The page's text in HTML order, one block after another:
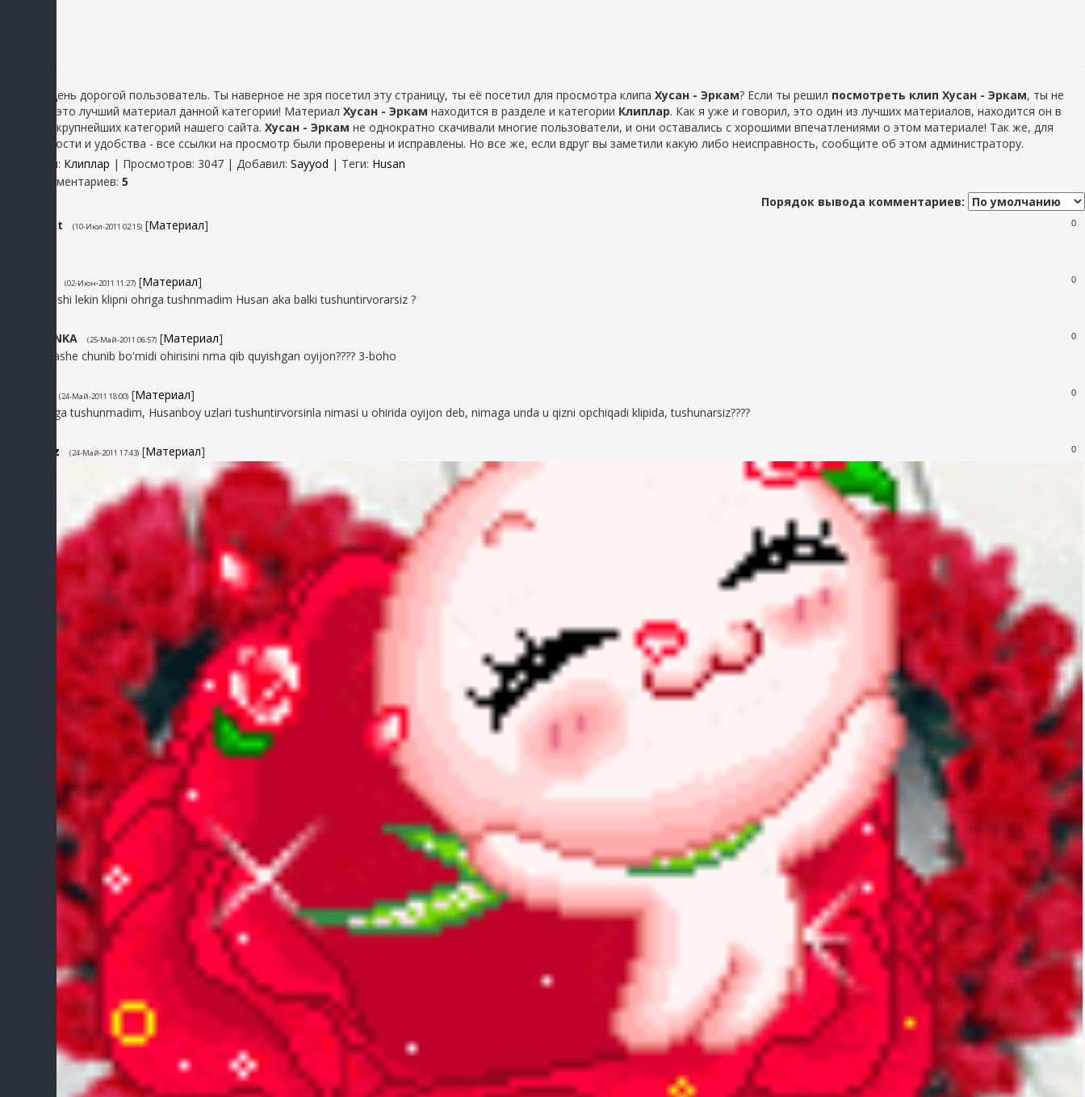
Добрый день дорогой пользователь. Ты наверное не зря посетил эту страницу, ты её посетил для просмотра клипа Хусан - Эркам? Если ты решил посмотреть клип Хусан - Эркам, ты не
ошибся - это лучший материал данной категории! Материал Хусан - Эркам находится в разделе и категории Клиплар. Как я уже и говорил, это один из лучших материалов, находится он в
одной из крупнейших категорий нашего сайта. Хусан - Эркам не однократно скачивали многие пользователи, и они оставались с хорошими впечатлениями о этом материале! Так же, для
безопасности и удобства - все ссылки на просмотр были проверены и исправлены. Но все же, если вдруг вы заметили какую либо неисправность, сообщите об этом администратору.
Категория: Клиплар | Просмотров: 3047 | Добавил: Sayyod | Теги: Husan
Всего комментариев: 5
Порядок вывода комментариев:
0
gulrahat (10-Июл-2011 02:15) [Материал]
0
(02-Июн-2011 11:27) [Материал]
koshik yahshi lekin klipni ohriga tushnmadim Husan aka balki tushuntirvorarsiz ?
0
XULIGANKA (25-Май-2011 06:57) [Материал]
iye toba vashe chunib bo'midi ohirisini nma qib quyishgan oyijon???? 3-boho
0
(24-Май-2011 18:00) [Материал]
klipni ohiriga tushunmadim, Husanboy uzlari tushuntirvorsinla nimasi u ohirida oyijon deb, nimaga unda u qizni opchiqadi klipida, tushunarsiz????
0
Virus_uz (24-Май-2011 17:43) [Материал]